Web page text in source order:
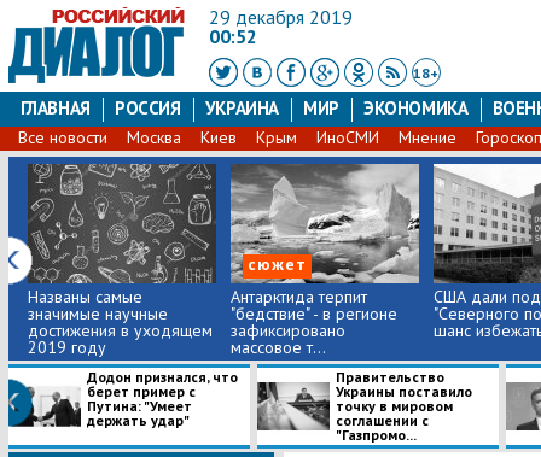
29 декабря 2019
00:52
18+
ГЛАВНАЯ РОССИЯ УКРАИНА МИР ЭКОНОМИКА
Все новости Москва Киев Крым ИноСМИ Мнение
Названы самые
значимые научные
достижения в уходящем
2019 году
сюжет
Антарктида терпит
"бедствие" - в регионе
зафиксировано
массовое т...
США дали
"Северного
шанс
​Додон признался, что
берет пример с
Путина: "Умеет
держать удар"
Правительство
Украины поставило
точку в мировом
соглашении с
"Газпромо...